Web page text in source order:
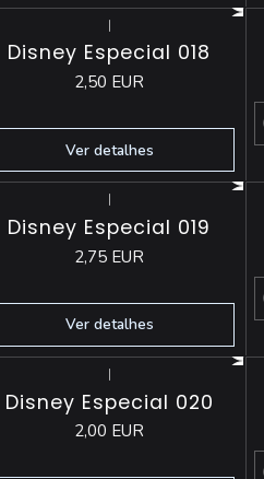
|
Disney Especial 018
2,50 EUR
Ver detalhes
|
Disney Especial 019
2,75 EUR
Ver detalhes
|
Disney Especial 020
2,00 EUR